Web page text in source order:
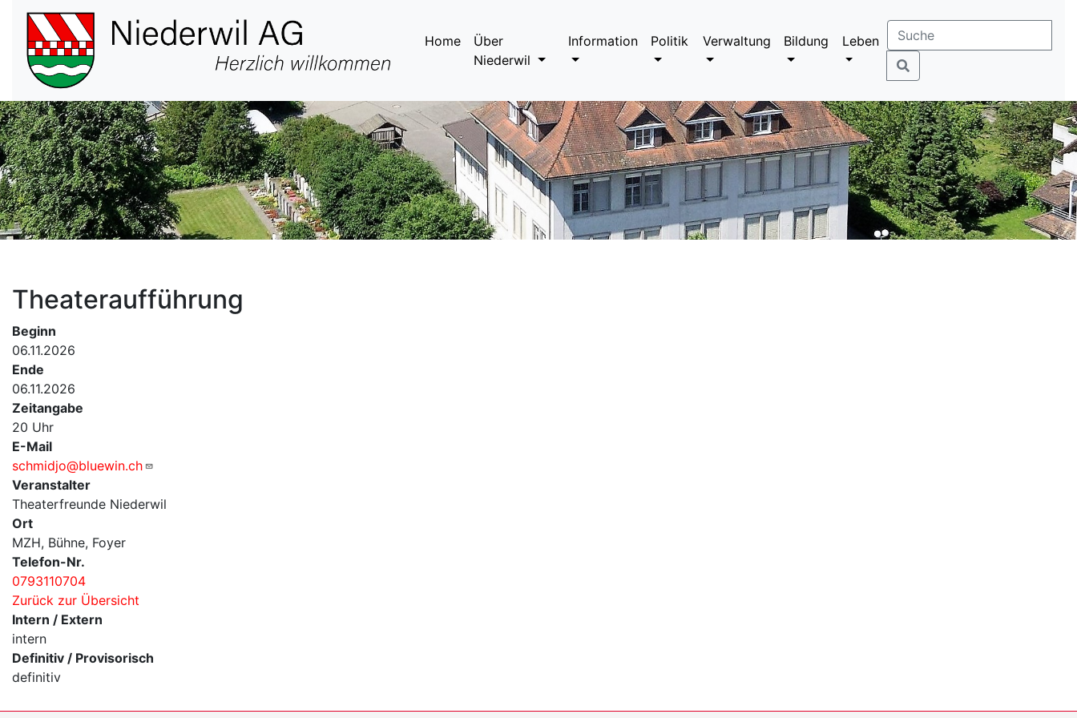
Hauptnavigation
Home
Über
Niederwil
Information Politik Verwaltung Bildung Leben
Theateraufführung
Beginn
06.11.2026
Ende
06.11.2026
Zeitangabe
20 Uhr
E-Mail
schmidjo@bluewin.ch
Veranstalter
Theaterfreunde Niederwil
Ort
MZH, Bühne, Foyer
Telefon-Nr.
0793110704
Zurück zur Übersicht
Intern / Extern
intern
Definitiv / Provisorisch
definitiv